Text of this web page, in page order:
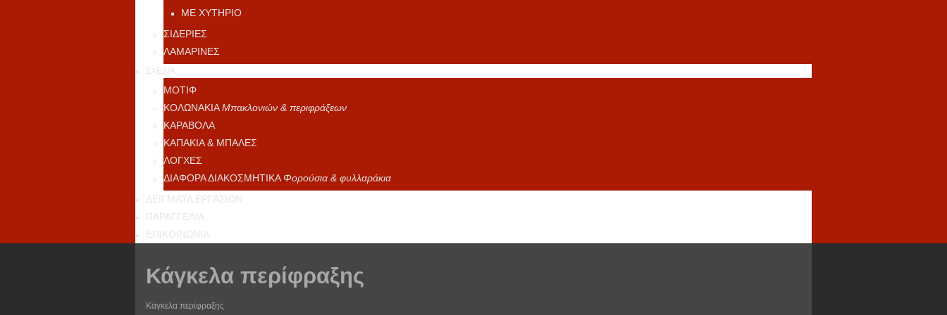
ΜΕ ΧΥΤΗΡΙΟ
ΣΙΔΕΡΙΕΣ
ΛΑΜΑΡΙΝΕΣ
ΣΧΕΔΙΑ
ΜΟΤΙΦ
ΚΟΛΩΝΑΚΙΑΜπακλονιών & περιφράξεων
ΚΑΡΑΒΟΛΑ
ΚΑΠΑΚΙΑ & ΜΠΑΛΕΣ
ΛΟΓΧΕΣ
ΔΙΑΦΟΡΑ ΔΙΑΚΟΣΜΗΤΙΚΑΦορούσια & φυλλαράκια
ΔΕΙΓΜΑΤΑ ΕΡΓΑΣΙΩΝ
ΠΑΡΑΓΓΕΛΙΑ
ΕΠΙΚΟΙΝΩΝΙΑ
Κάγκελα περίφραξης
Κάγκελα περίφραξης